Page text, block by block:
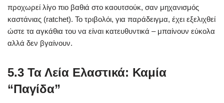
προχωρεί λίγο πιο βαθιά στο καουτσούκ, σαν μηχανισμός
καστάνιας (ratchet). Το τριβολόι, για παράδειγμα, έχει εξελιχθεί
ώστε τα αγκάθια του να είναι κατευθυντικά – μπαίνουν εύκολα
αλλά δεν βγαίνουν.
5.3 Τα Λεία Ελαστικά: Καμία
“Παγίδα”